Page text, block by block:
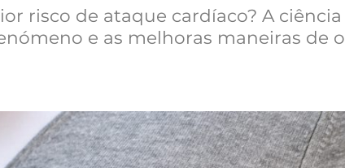
risco de ataque cardíaco? A ciência
e as melhoras maneiras de o